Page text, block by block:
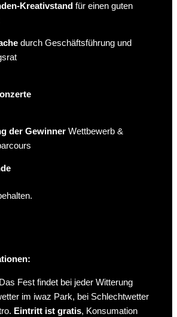
Kreativstandfür einen guten
durch Geschäftsführung und
der Gewinner Wettbewerb &
Fest findet bei jeder Witterung
im iwaz Park, bei Schlechtwetter
Eintritt ist gratis, Konsumation